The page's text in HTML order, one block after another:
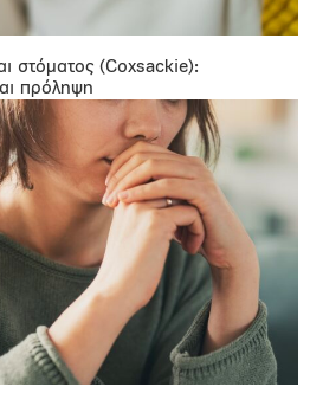
στόματος (Coxsackie):
πρόληψη